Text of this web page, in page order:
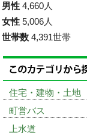
男性 4,660人
女性 5,006人
世帯数 4,391世帯
住宅・建物・土地
町営バス
上水道